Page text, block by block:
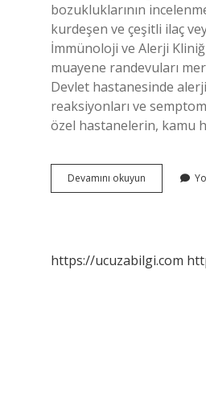
bozukluklarının
kurdeşen ve çeşitli ilaç
İmmünoloji ve Alerji
muayene randevuları
Devlet hastanesinde
reaksiyonları ve
özel hastanelerin, kamu
Devamını okuyun İMmünoloji
Için
https://ucuzabilgi.com